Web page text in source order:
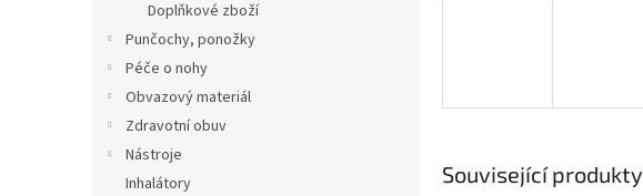
Doplňkové zboží
Punčochy, ponožky
Péče o nohy
Obvazový materiál
Zdravotní obuv
Nástroje
Inhalátory
Související produkty